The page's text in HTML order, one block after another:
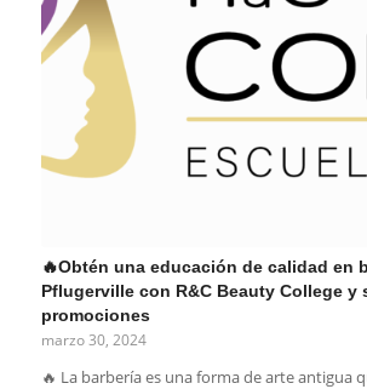
🔥Obtén una educación de calidad en
Pflugerville con R&C Beauty College y
promociones
marzo 30, 2024
🔥 La barbería es una forma de arte antigua